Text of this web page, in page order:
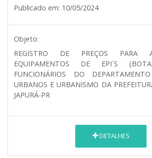
Publicado em: 10/05/2024
Objeto:
REGISTRO DE PREÇOS PARA
EQUIPAMENTOS DE EPI`S
FUNCIONÁRIOS DO
URBANOS E URBANISMO DA
JAPURÁ-PR
DETALHES